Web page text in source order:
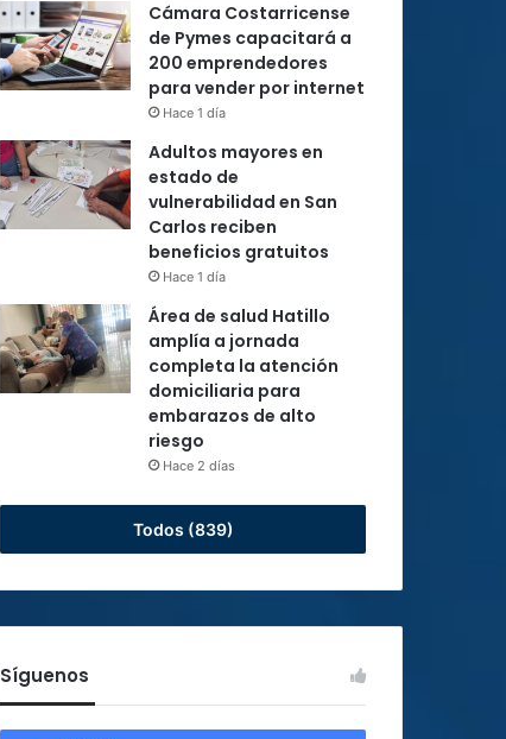
Cámara Costarricense
de Pymes capacitará a
200 emprendedores
para vender por internet
Hace 1 día
Adultos mayores en
estado de
vulnerabilidad en San
Carlos reciben
beneficios gratuitos
Hace 1 día
Área de salud Hatillo
amplía a jornada
completa la atención
domiciliaria para
embarazos de alto
riesgo
Hace 2 días
Todos (839)
Síguenos